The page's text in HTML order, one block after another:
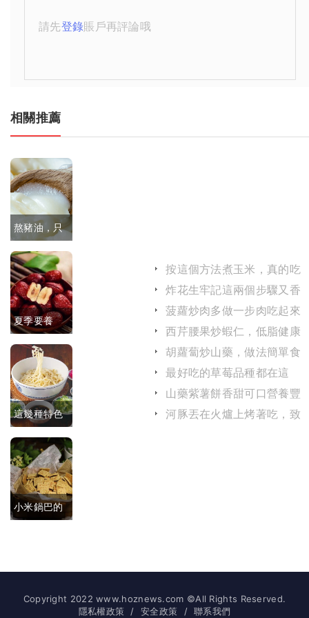
請先登錄賬戶再評論哦
相關推薦
熬豬油，只
放鹽是外
行，切記多
放2樣，又
白又香沒腥
味，久放不
壞
夏季要養
心，多吃這
五種紅色食
物，可保養
心髒
這幾種特色
涼面，哪一
種是你的心
頭愛？
小米鍋巴的
按這個方法煮玉米，真的吃
著更軟糯，聞著更清香
炸花生牢記這兩個步驟又香
又脆不易糊鍋
菠蘿炒肉多做一步肉吃起來
滑嫩而不塞牙
西芹腰果炒蝦仁，低脂健康
營養美味，老年人應該常吃
胡蘿蔔炒山藥，做法簡單食
材便宜又健康
最好吃的草莓品種都在這
裏，你吃過幾種？
山藥紫薯餅香甜可口營養豐
富，做法簡單又健康
河豚丟在火爐上烤著吃，致
Copyright 2022 www.hoznews.com ©All Rights Reserved.
隱私權政策
/ 安全政策 / 聯系我們